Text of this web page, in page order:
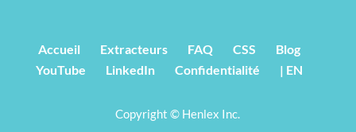
Accueil Extracteurs FAQ CSS
Blog
YouTube
LinkedIn Confidentialité | EN
Copyright © Henlex Inc.